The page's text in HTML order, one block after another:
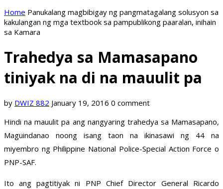
Home Panukalang magbibigay ng pangmatagalang solusyon sa
kakulangan ng mga textbook sa pampublikong paaralan, inihain
sa Kamara
Trahedya sa Mamasapano
tiniyak na di na mauulit pa
by DWIZ 882 January 19, 2016 0 comment
Hindi na mauulit pa ang nangyaring trahedya sa Mamasapano,
Maguindanao noong isang taon na ikinasawi ng 44 na
miyembro ng Philippine National Police-Special Action Force o
PNP-SAF.
Ito ang pagtitiyak ni PNP Chief Director General Ricardo